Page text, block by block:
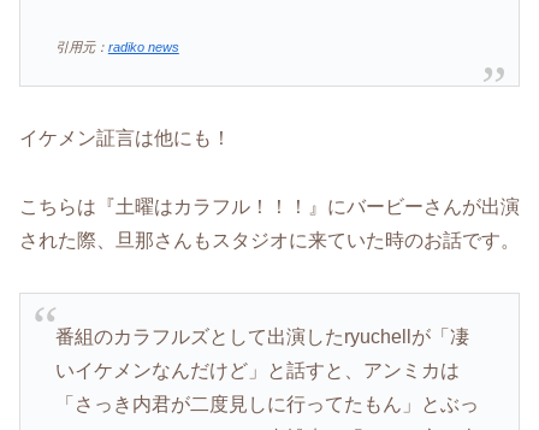
引用元： radiko news
イケメン証言は他にも！
こちらは『土曜はカラフル！！！』にバービーさんが出演
された際、旦那さんもスタジオに来ていた時のお話です。
番組のカラフルズとして出演したryuchellが「凄
いイケメンなんだけど」と話すと、アンミカは
「さっき内君が二度見しに行ってたもん」とぶっ